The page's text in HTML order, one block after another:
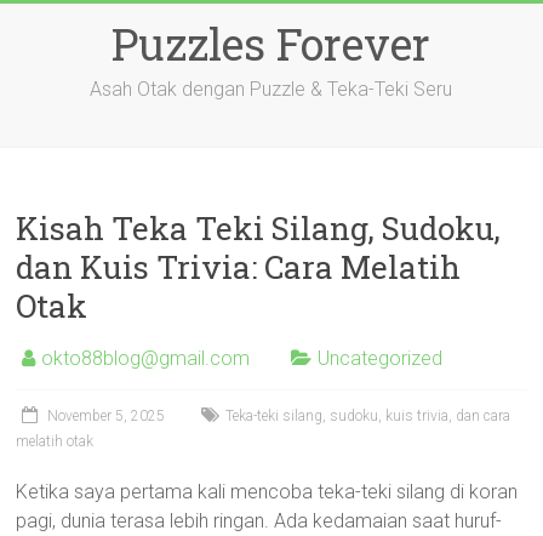
Puzzles Forever
Asah Otak dengan Puzzle & Teka-Teki Seru
Kisah Teka Teki Silang, Sudoku,
dan Kuis Trivia: Cara Melatih
Otak
okto88blog@gmail.com Uncategorized
November 5, 2025
Teka-teki silang, sudoku, kuis trivia, dan cara
melatih otak
Ketika saya pertama kali mencoba teka-teki silang di koran
pagi, dunia terasa lebih ringan. Ada kedamaian saat huruf-